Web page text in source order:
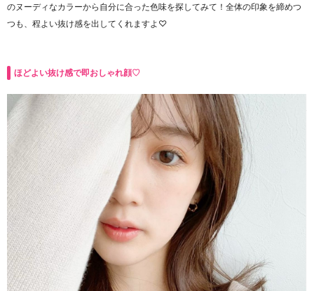
のヌーディなカラーから 自分に合った色味を探してみて！ 全体の印象を締めつ
つも、程よい抜け感を出してくれますよ♡
ほどよい抜け感で即おしゃれ顔♡